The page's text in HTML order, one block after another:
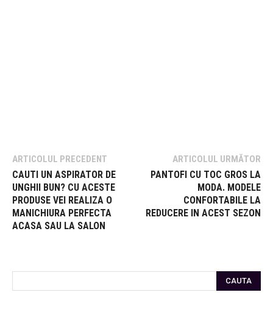
ARTICOLUL PRECEDENT
CAUTI UN ASPIRATOR DE
UNGHII BUN? CU ACESTE
PRODUSE VEI REALIZA O
MANICHIURA PERFECTA
ACASA SAU LA SALON
ARTICOLUL URMĂTOR
PANTOFI CU TOC GROS LA
MODA. MODELE
CONFORTABILE LA
REDUCERE IN ACEST SEZON
CAUTA